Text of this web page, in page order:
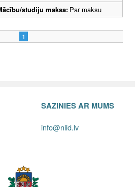
studiju maksa: Par maksu
1
SAZINIES AR MUMS
info@niid.lv